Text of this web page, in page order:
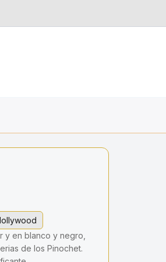
y en blanco y negro,
de los Pinochet.